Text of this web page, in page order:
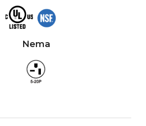
Nema